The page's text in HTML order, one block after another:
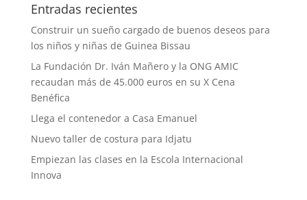
Entradas recientes
Construir un sueño cargado de buenos deseos para
los niños y niñas de Guinea Bissau
La Fundación Dr. Iván Mañero y la ONG AMIC
recaudan más de 45.000 euros en su X Cena
Benéfica
Llega el contenedor a Casa Emanuel
Nuevo taller de costura para Idjatu
Empiezan las clases en la Escola Internacional
Innova